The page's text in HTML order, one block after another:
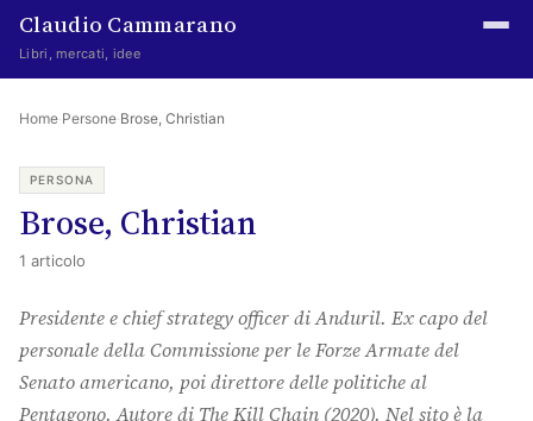
Claudio Cammarano
Libri, mercati, idee
Home
Writings
Curated
Learning log
Irene Media
Home·Persone·Brose, Christian
PERSONA
Brose, Christian
1 articolo
Presidente e chief strategy officer di Anduril. Ex capo del
personale della Commissione per le Forze Armate del
Senato americano, poi direttore delle politiche al
Pentagono. Autore di The Kill Chain (2020). Nel sito è la